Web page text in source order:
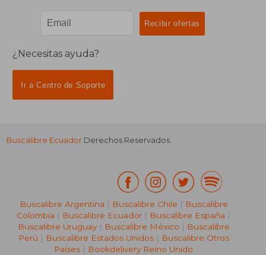
¿Necesitas ayuda?
Ir a Centro de Soporte
Buscalibre Ecuador Derechos Reservados.
Buscalibre Argentina | Buscalibre Chile | Buscalibre
Colombia | Buscalibre Ecuador | Buscalibre España |
Buscalibre Uruguay| Buscalibre México | Buscalibre
Perú | Buscalibre Estados Unidos| Buscalibre Otros
Países | Bookdelivery Reino Unido